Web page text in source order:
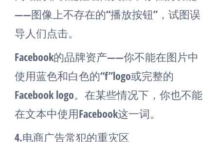
——图像上不存在的“播放按钮”，试图误
导人们点击。
Facebook的品牌资产——你不能在图片中
使用蓝色和白色的“f”logo或完整的
Facebook logo。在某些情况下，你也不能
在文本中使用Facebook这一词。
4.电商广告常犯的重灾区